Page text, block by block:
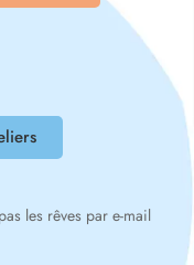
les rêves par e-mail